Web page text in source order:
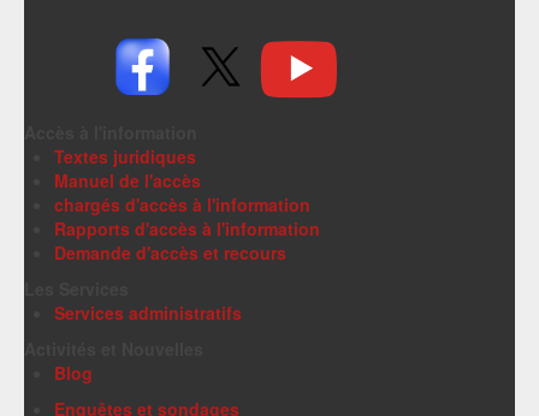
Textes juridiques
Manuel de l'accès
chargés d'accès à l'information
Rapports d'accès à l'information
Demande d'accès et recours
Services administratifs
Blog
Enquêtes et sondages